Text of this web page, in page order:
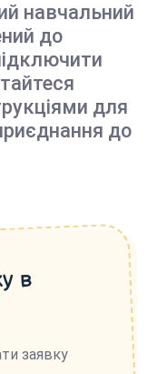
навчальний
до
для
до
в
заявку